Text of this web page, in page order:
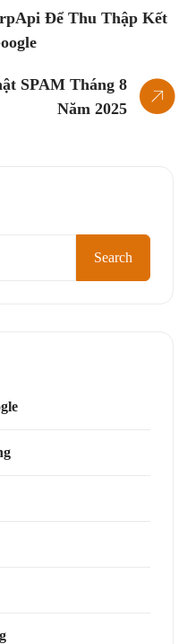
Để Thu Thập Kết
SPAM Tháng 8
Năm 2025
Search